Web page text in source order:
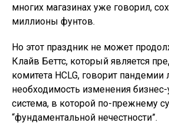
многих магазинах уже говорил,
миллионы фунтов.
Но этот праздник не может
Клайв Беттс, который является
комитета HCLG, говорит
необходимость изменения бизнес-
система, в которой по-прежнему
“фундаментальной нечестности”.